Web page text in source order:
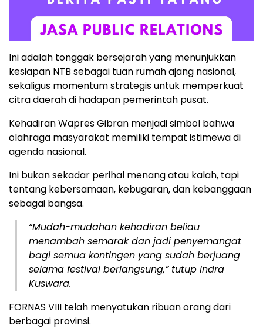
Ini adalah tonggak bersejarah yang menunjukkan
kesiapan NTB sebagai tuan rumah ajang nasional,
sekaligus momentum strategis untuk memperkuat
citra daerah di hadapan pemerintah pusat.
Kehadiran Wapres Gibran menjadi simbol bahwa
olahraga masyarakat memiliki tempat istimewa di
agenda nasional.
Ini bukan sekadar perihal menang atau kalah, tapi
tentang kebersamaan, kebugaran, dan kebanggaan
sebagai bangsa.
“Mudah-mudahan kehadiran beliau
menambah semarak dan jadi penyemangat
bagi semua kontingen yang sudah berjuang
selama festival berlangsung,” tutup Indra
Kuswara.
FORNAS VIII telah menyatukan ribuan orang dari
berbagai provinsi.